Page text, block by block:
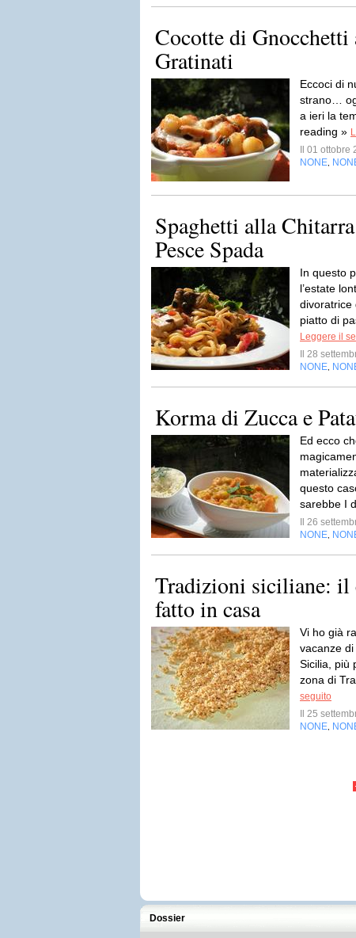
Cocotte di
Gratinati
Eccoci di
strano…
a ieri la
reading »
Il 01 ottobre
NONE
Spaghetti alla
Pesce Spada
In questo
l’estate
piatto di
Leggere il
Il 28
NONE
Korma di Zucca e
Ed ecco
questo
sarebbe I
Il 26
NONE
Tradizioni siciliane: il
fatto in casa
Vi ho già
vacanze
Sicilia, più
zona di
seguito
Il 25
NONE
Dossier